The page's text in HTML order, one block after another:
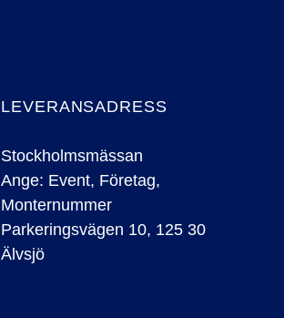
LEVERANSADRESS
Stockholmsmässan
Ange: Event, Företag,
Monternummer
Parkeringsvägen 10, 125 30
Älvsjö